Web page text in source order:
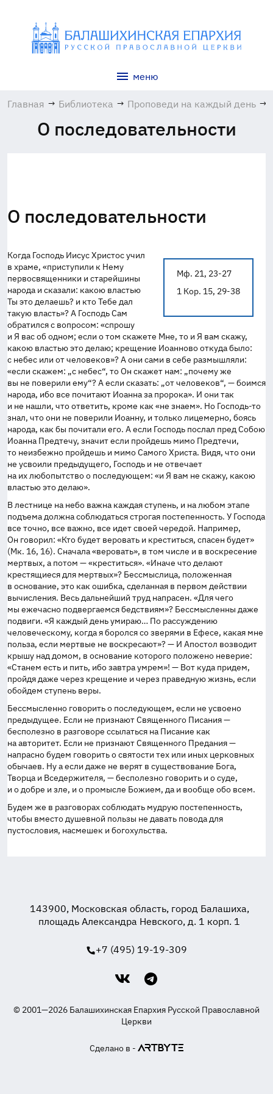
меню
Главная → Библиотека → Проповеди на каждый день →
О последовательности
О последовательности
Мф. 21, 23-27
1 Кор. 15, 29-38
Когда Господь Иисус Христос учил
в храме, «приступили к Нему
первосвященники и старейшины
народа и сказали: какою властью
Ты это делаешь? и кто Тебе дал
такую власть»? А Господь Сам
обратился с вопросом: «спрошу
и Я вас об одном; если о том скажете Мне, то и Я вам скажу,
какою властью это делаю; крещение Иоанново откуда было:
с небес или от человеков»? А они сами в себе размышляли:
«если скажем: „с небес“, то Он скажет нам: „почему же
вы не поверили ему“? А если сказать: „от человеков“, — боимся
народа, ибо все почитают Иоанна за пророка». И они так
и не нашли, что ответить, кроме как «не знаем». Но Господь-то
знал, что они не поверили Иоанну, и только лицемерно, боясь
народа, как бы почитали его. А если Господь послал пред Собою
Иоанна Предтечу, значит если пройдешь мимо Предтечи,
то неизбежно пройдешь и мимо Самого Христа. Видя, что они
не усвоили предыдущего, Господь и не отвечает
на их любопытство о последующем: «и Я вам не скажу, какою
властью это делаю».
В лестнице на небо важна каждая ступень, и на любом этапе
подъема должна соблюдаться строгая постепенность. У Господа
все точно, все важно, все идет своей чередой. Например,
Он говорил: «Кто будет веровать и креститься, спасен будет»
(Мк. 16, 16). Сначала «веровать», в том числе и в воскресение
мертвых, а потом — «креститься». «Иначе что делают
крестящиеся для мертвых»? Бессмыслица, положенная
в основание, это как ошибка, сделанная в первом действии
вычисления. Весь дальнейший труд напрасен. «Для чего
мы ежечасно подвергаемся бедствиям»? Бессмысленны даже
подвиги. «Я каждый день умираю… По рассуждению
человеческому, когда я боролся со зверями в Ефесе, какая мне
польза, если мертвые не воскресают»? — И Апостол возводит
крышу над домом, в основание которого положено неверие:
«Станем есть и пить, ибо завтра умрем»! — Вот куда придем,
пройдя даже через крещение и через праведную жизнь, если
обойдем ступень веры.
Бессмысленно говорить о последующем, если не усвоено
предыдущее. Если не признают Священного Писания —
бесполезно в разговоре ссылаться на Писание как
на авторитет. Если не признают Священного Предания —
напрасно будем говорить о святости тех или иных церковных
обычаев. Ну а если даже не верят в существование Бога,
Творца и Вседержителя, — бесполезно говорить и о суде,
и о добре и зле, и о промысле Божием, да и вообще обо всем.
Будем же в разговорах соблюдать мудрую постепенность,
чтобы вместо душевной пользы не давать повода для
пустословия, насмешек и богохульства.
143900, Московская область, город Балашиха,
площадь Александра Невского, д. 1 корп. 1
+7 (495) 19-19-309
© 2001—2026 Балашихинская Епархия Русской Православной
Церкви
Сделано в -